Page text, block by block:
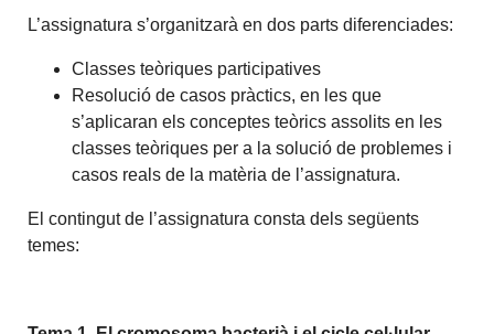
L’assignatura s’organitzarà en dos parts diferenciades:
Classes teòriques participatives
Resolució de casos pràctics, en les que
s’aplicaran els conceptes teòrics assolits en les
classes teòriques per a la solució de problemes i
casos reals de la matèria de l’assignatura.
El contingut de l’assignatura consta dels següents
temes: